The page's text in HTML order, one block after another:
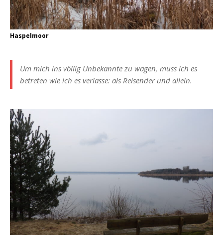
Haspelmoor
Um mich ins völlig Unbekannte zu wagen, muss ich es
betreten wie ich es verlasse: als Reisender und allein.